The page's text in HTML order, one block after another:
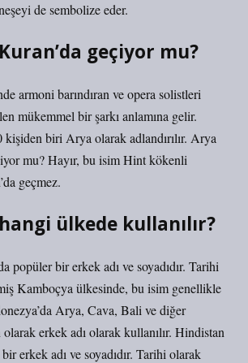
de sembolize eder.
geçiyor mu?
armoni barındıran ve opera solistleri
mükemmel bir şarkı anlamına gelir.
biri Arya olarak adlandırılır. Arya
mu? Hayır, bu isim Hint kökenli
geçmez.
ülkede kullanılır?
popüler bir erkek adı ve soyadıdır. Tarihi
Kamboçya ülkesinde, bu isim genellikle
Arya, Cava, Bali ve diğer
olarak erkek adı olarak kullanılır. Hindistan
erkek adı ve soyadıdır. Tarihi olarak